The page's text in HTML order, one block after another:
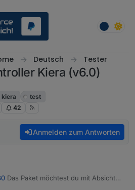
Deutsch Tester
Kiera (v6.0)
kiera
test
42
Anmelden zum Antworten
Das Paket möchtest du mit Absicht